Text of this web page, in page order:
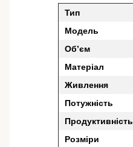
Тип
Модель
Об’єм
Матеріал
Живлення
Потужність
Продуктивність
Розміри